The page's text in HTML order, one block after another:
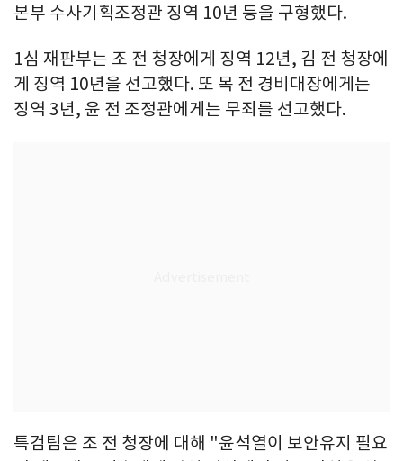
본부 수사기획조정관 징역 10년 등을 구형했다.
1심 재판부는 조 전 청장에게 징역 12년, 김 전 청장에
게 징역 10년을 선고했다. 또 목 전 경비대장에게는
징역 3년, 윤 전 조정관에게는 무죄를 선고했다.
특검팀은 조 전 청장에 대해 "윤석열이 보안유지 필요